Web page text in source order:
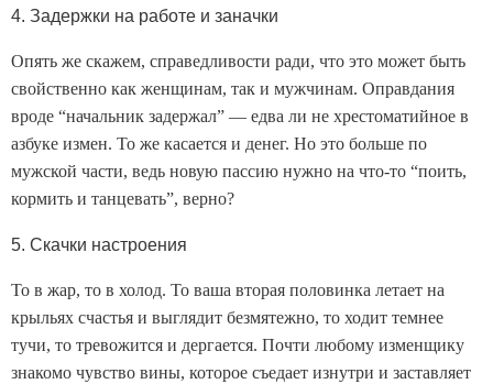
4. Задержки на работе и заначки
Опять же скажем, справедливости ради, что это может быть
свойственно как женщинам, так и мужчинам. Оправдания
вроде “начальник задержал” — едва ли не хрестоматийное в
азбуке измен. То же касается и денег. Но это больше по
мужской части, ведь новую пассию нужно на что-то “поить,
кормить и танцевать”, верно?
5. Скачки настроения
То в жар, то в холод. То ваша вторая половинка летает на
крыльях счастья и выглядит безмятежно, то ходит темнее
тучи, то тревожится и дергается. Почти любому изменщику
знакомо чувство вины, которое съедает изнутри и заставляет